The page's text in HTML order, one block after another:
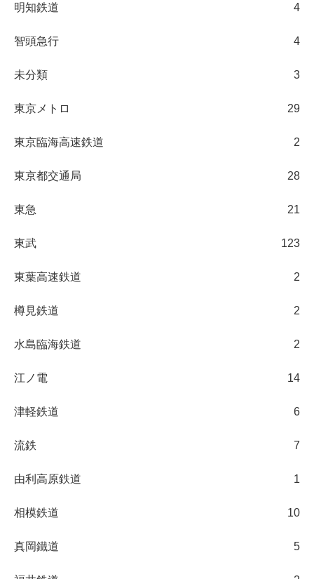
明知鉄道 4
智頭急行 4
未分類 3
東京メトロ 29
東京臨海高速鉄道 2
東京都交通局 28
東急 21
東武 123
東葉高速鉄道 2
樽見鉄道 2
水島臨海鉄道 2
江ノ電 14
津軽鉄道 6
流鉄 7
由利高原鉄道 1
相模鉄道 10
真岡鐵道 5